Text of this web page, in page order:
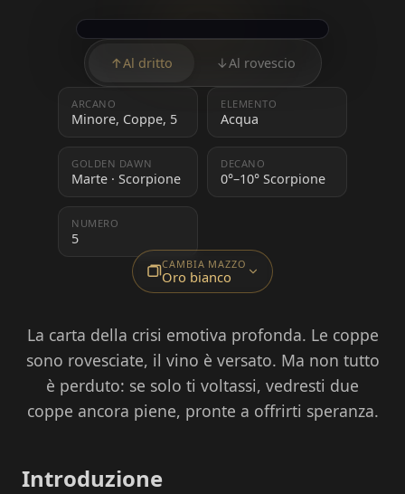
↑Al dritto ↓Al rovescio
ARCANO
Minore, Coppe, 5
ELEMENTO
Acqua
GOLDEN DAWN
Marte · Scorpione
DECANO
0°–10° Scorpione
NUMERO
5
CAMBIA MAZZO
Oro bianco
La carta della crisi emotiva profonda. Le coppe
sono rovesciate, il vino è versato. Ma non tutto
è perduto: se solo ti voltassi, vedresti due
coppe ancora piene, pronte a offrirti speranza.
Introduzione